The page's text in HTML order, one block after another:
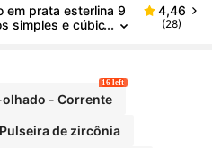
em prata esterlina 9
simples e cúbic
4,46
(28)
- Corrente
16 left
Pulseira de zircônia